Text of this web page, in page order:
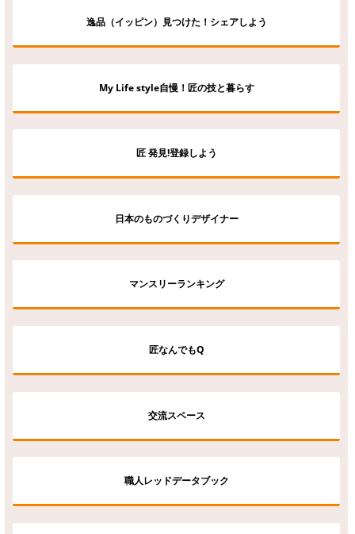
逸品（イッピン）見つけた！シェアしよう
My Life style自慢！匠の技と暮らす
匠 発見!登録しよう
日本のものづくりデザイナー
マンスリーランキング
匠なんでもQ
交流スペース
職人レッドデータブック